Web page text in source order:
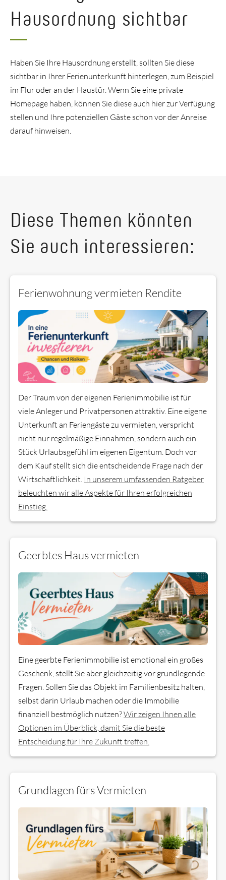
Hausordnung sichtbar
Haben Sie Ihre Hausordnung erstellt, sollten Sie diese
sichtbar in Ihrer Ferienunterkunft hinterlegen, zum Beispiel
im Flur oder an der Haustür. Wenn Sie eine private
Homepage haben, können Sie diese auch hier zur Verfügung
stellen und Ihre potenziellen Gäste schon vor der Anreise
darauf hinweisen.
Diese Themen könnten
Sie auch interessieren:
Ferienwohnung vermieten Rendite
Der Traum von der eigenen Ferienimmobilie ist für
viele Anleger und Privatpersonen attraktiv. Eine eigene
Unterkunft an Feriengäste zu vermieten, verspricht
nicht nur regelmäßige Einnahmen, sondern auch ein
Stück Urlaubsgefühl im eigenen Eigentum. Doch vor
dem Kauf stellt sich die entscheidende Frage nach der
Wirtschaftlichkeit. In unserem umfassenden Ratgeber
beleuchten wir alle Aspekte für Ihren erfolgreichen
Einstieg.
Geerbtes Haus vermieten
Eine geerbte Ferienimmobilie ist emotional ein großes
Geschenk, stellt Sie aber gleichzeitig vor grundlegende
Fragen. Sollen Sie das Objekt im Familienbesitz halten,
selbst darin Urlaub machen oder die Immobilie
finanziell bestmöglich nutzen?Wir zeigen Ihnen alle
Optionen im Überblick, damit Sie die beste
Entscheidung für Ihre Zukunft treffen.
Grundlagen fürs Vermieten